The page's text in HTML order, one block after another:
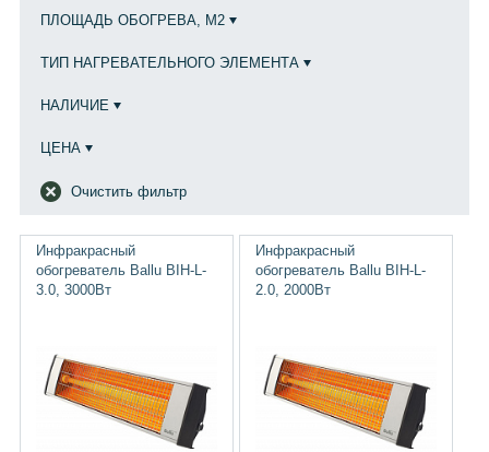
ПЛОЩАДЬ ОБОГРЕВА, М2
ТИП НАГРЕВАТЕЛЬНОГО ЭЛЕМЕНТА
НАЛИЧИЕ
ЦЕНА
Очистить фильтр
Инфракрасный
обогреватель Ballu BIH-L-
3.0, 3000Вт
Инфракрасный
обогреватель Ballu BIH-L-
2.0, 2000Вт